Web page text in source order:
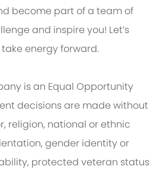
become part of a team of
and inspire you! Let’s
energy forward.
is an Equal Opportunity
decisions are made without
religion, national or ethnic
gender identity or
protected veteran status